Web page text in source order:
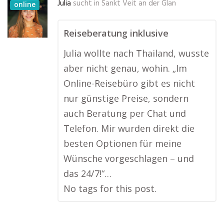
online Julia sucht in Sankt Veit an der Glan
Reiseberatung inklusive
Julia wollte nach Thailand, wusste
aber nicht genau, wohin. „Im
Online-Reisebüro gibt es nicht
nur günstige Preise, sondern
auch Beratung per Chat und
Telefon. Mir wurden direkt die
besten Optionen für meine
Wünsche vorgeschlagen – und
das 24/7!“…
No tags for this post.